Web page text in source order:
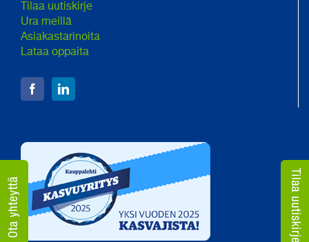
Tilaa uutiskirje
Ura meillä
Asiakastarinoita
Lataa oppaita